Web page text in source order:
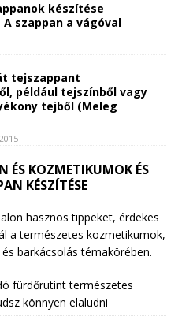
készítése
szappan a vágóval
tejszappant
például tejszínből vagy
tejből (Meleg
ÉS KOZMETIKUMOK ÉS
KÉSZÍTÉSE
hasznos tippeket, érdekes
a természetes kozmetikumok,
barkácsolás témakörében.
fürdőrutint természetes
könnyen elaludni